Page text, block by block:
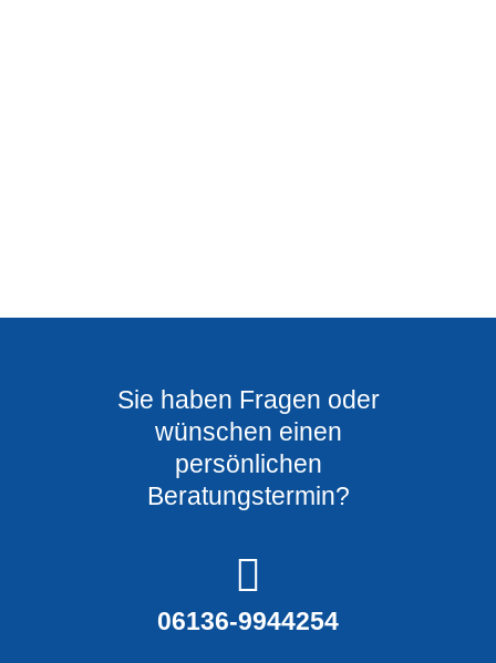
Sie haben Fragen oder
wünschen einen
persönlichen
Beratungstermin?​
06136-9944254